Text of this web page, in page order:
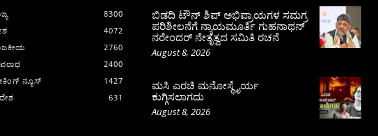
8300
4072
2760
2400
ನ್ಯೂಸ್
1427
631
ಬಿಡದಿ ಟೌನ್ ಶಿಪ್ ಅಭಿಪ್ರಾಯಗಳ ಸಮಗ್ರ
ಪರಿಶೀಲನೆಗೆ ನ್ಯಾಯಮೂರ್ತಿ ಗುಹನಾಥನ್
ನರೇಂದರ್ ನೇತೃತ್ವದ ಸಮಿತಿ ರಚನೆ
August 8, 2026
ಮಸಿ ಎರಚಿ ಮನೋಸ್ಥೈರ್ಯ
ಕುಗ್ಗಿಸಲಾಗದು
August 8, 2026